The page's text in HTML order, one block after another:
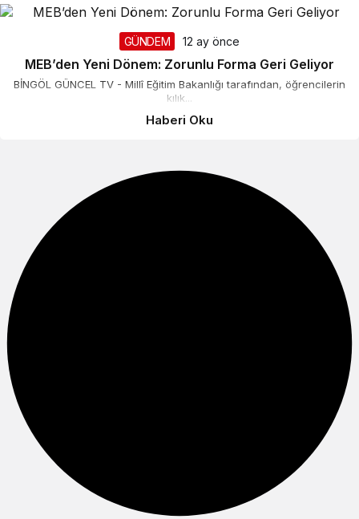
Gündüz Modu
Gündüz modunu seçin.
Gece Modu
Sistem Modu
Sistem modunu seçin.
GÜNDEM 12 ay önce
MEB’den Yeni Dönem: Zorunlu Forma Geri Geliyor
BİNGÖL GÜNCEL TV - Millî Eğitim Bakanlığı tarafından, öğrencilerin
kılık...
Haberi Oku